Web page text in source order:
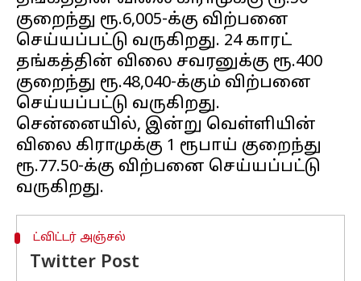
குறைந்து ரூ.6,005-க்கு விற்பனை
செய்யப்பட்டு வருகிறது. 24 காரட்
தங்கத்தின் விலை சவரனுக்கு ரூ.400
குறைந்து ரூ.48,040-க்கும் விற்பனை
செய்யப்பட்டு வருகிறது.
சென்னையில், இன்று வெள்ளியின்
விலை கிராமுக்கு 1 ரூபாய் குறைந்து
ரூ.77.50-க்கு விற்பனை செய்யப்பட்டு
ட்விட்டர் அஞ்சல்
Twitter Post